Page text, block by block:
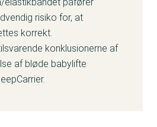
risiko for, at
korrekt.
konklusionerne af
af bløde babylifte